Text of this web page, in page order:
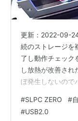
更新：2022-09-
続のストレージを
了し動作チェック
し放熱が改善され
ぼ発生しないので
レージを多くした
はあるが増設スト
#SLPC ZERO #
#USB2.0